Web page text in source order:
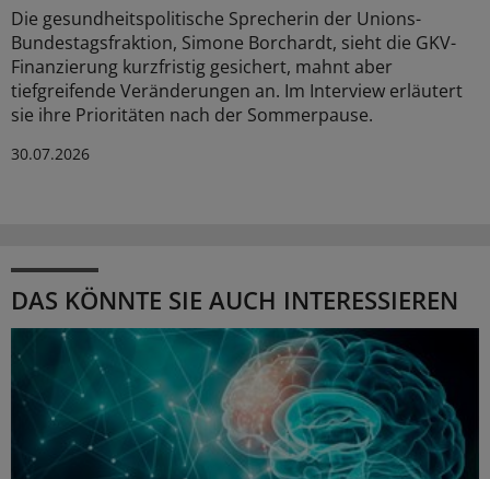
Die gesundheitspolitische Sprecherin der Unions-
Bundestagsfraktion, Simone Borchardt, sieht die GKV-
Finanzierung kurzfristig gesichert, mahnt aber
tiefgreifende Veränderungen an. Im Interview erläutert
sie ihre Prioritäten nach der Sommerpause.
30.07.2026
DAS KÖNNTE SIE AUCH INTERESSIEREN